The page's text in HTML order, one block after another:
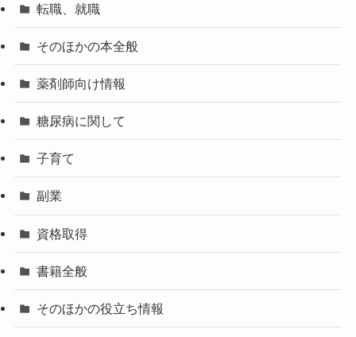
転職、就職
そのほかの本全般
薬剤師向け情報
糖尿病に関して
子育て
副業
資格取得
書籍全般
そのほかの役立ち情報